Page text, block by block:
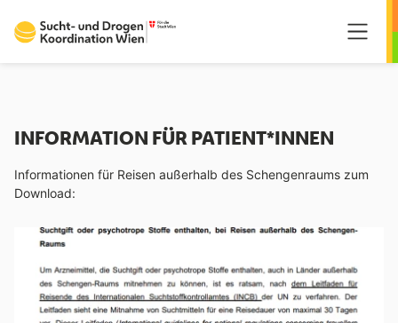
INFORMATION FÜR PATIENT*INNEN
Informationen für Reisen außerhalb des Schengenraums zum
Download: